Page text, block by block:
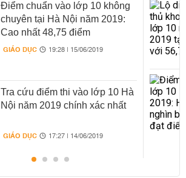
Điểm chuẩn vào lớp 10 không
chuyên tại Hà Nội năm 2019:
Cao nhất 48,75 điểm
GIÁO DỤC 19:28 | 15/06/2019
Tra cứu điểm thi vào lớp 10 Hà
Nội năm 2019 chính xác nhất
GIÁO DỤC 17:27 | 14/06/2019